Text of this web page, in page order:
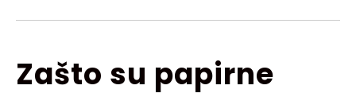
Zašto su papirne